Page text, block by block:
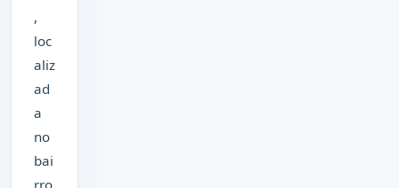
,
loc
aliz
ad
a
no
bai
rro